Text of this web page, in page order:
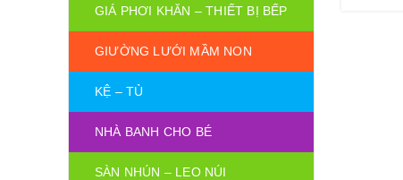
GIÁ PHƠI KHĂN – THIẾT BỊ BẾP
GIƯỜNG LƯỚI MẦM NON
KỆ – TỦ
NHÀ BANH CHO BÉ
SÀN NHÚN – LEO NÚI